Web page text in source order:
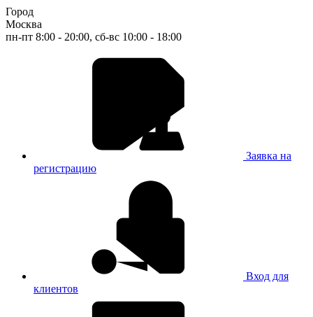
Город
Москва
пн-пт 8:00 - 20:00, сб-вс 10:00 - 18:00
Заявка на
регистрацию
Вход для
клиентов